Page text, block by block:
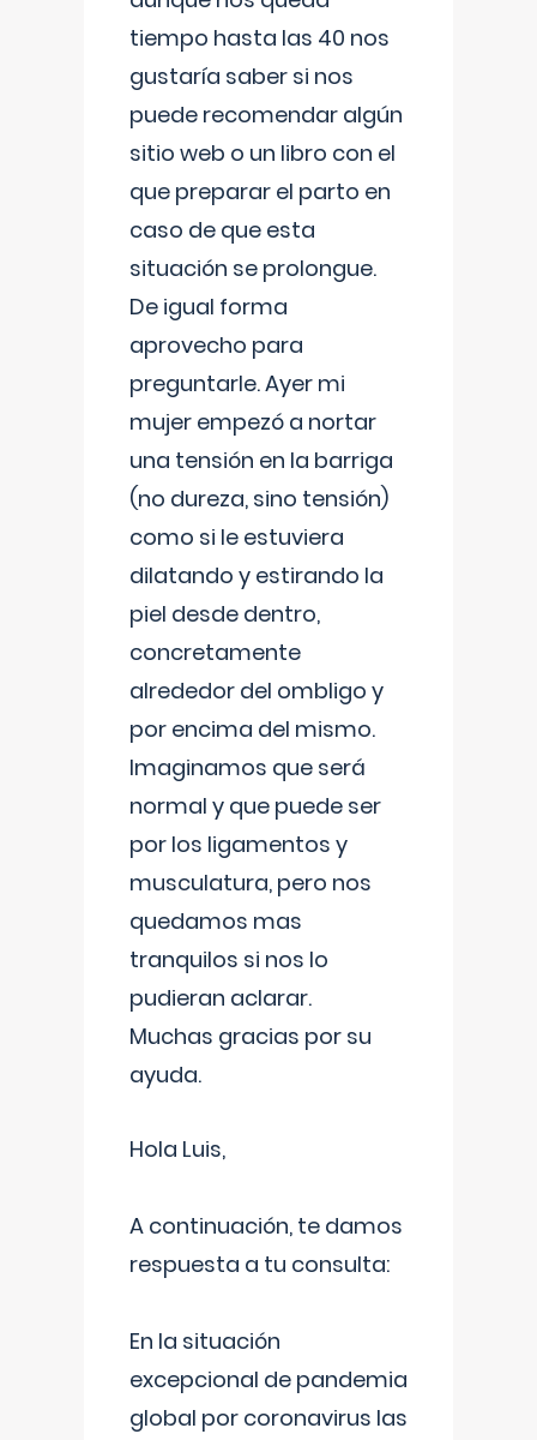
tiempo hasta las 40 nos
gustaría saber si nos
puede recomendar algún
sitio web o un libro con el
que preparar el parto en
caso de que esta
situación se prolongue.
De igual forma
aprovecho para
preguntarle. Ayer mi
mujer empezó a nortar
una tensión en la barriga
(no dureza, sino tensión)
como si le estuviera
dilatando y estirando la
piel desde dentro,
concretamente
alrededor del ombligo y
por encima del mismo.
Imaginamos que será
normal y que puede ser
por los ligamentos y
musculatura, pero nos
quedamos mas
tranquilos si nos lo
pudieran aclarar.
Muchas gracias por su
ayuda.
Hola Luis,
A continuación, te damos
respuesta a tu consulta:
En la situación
excepcional de pandemia
global por coronavirus las